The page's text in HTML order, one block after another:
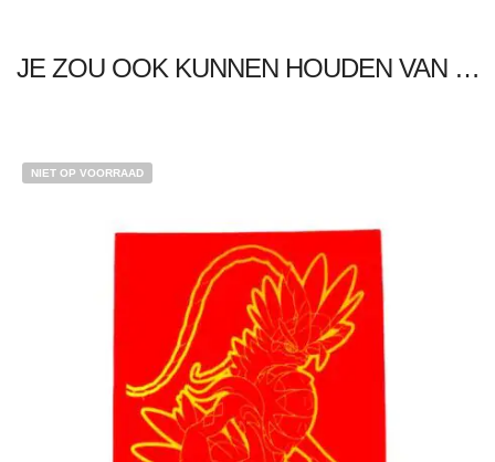
JE ZOU OOK KUNNEN HOUDEN VAN …
NIET OP VOORRAAD
5.00